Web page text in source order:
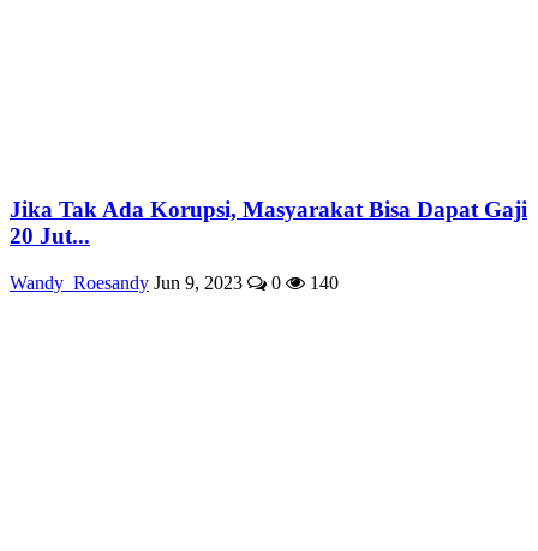
Jika Tak Ada Korupsi, Masyarakat Bisa Dapat Gaji
20 Jut...
Wandy_Roesandy Jun 9, 2023 0 140